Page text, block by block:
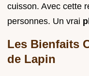
cuisson. Avec cette
personnes. Un vrai
Les Bienfaits
de Lapin